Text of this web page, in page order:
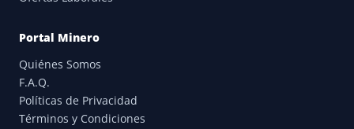
Portal Minero
Quiénes Somos
F.A.Q.
Políticas de Privacidad
Términos y Condiciones